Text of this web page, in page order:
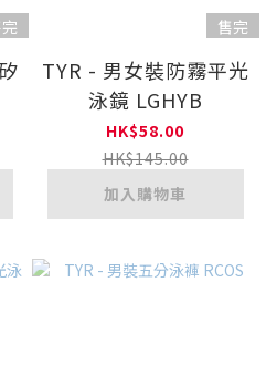
售完
TYR - 男女裝防霧平光
泳鏡 LGHYB
HK$58.00
HK$145.00
加入購物車